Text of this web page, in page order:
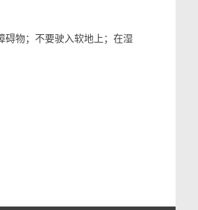
物；不要驶入软地上；在湿